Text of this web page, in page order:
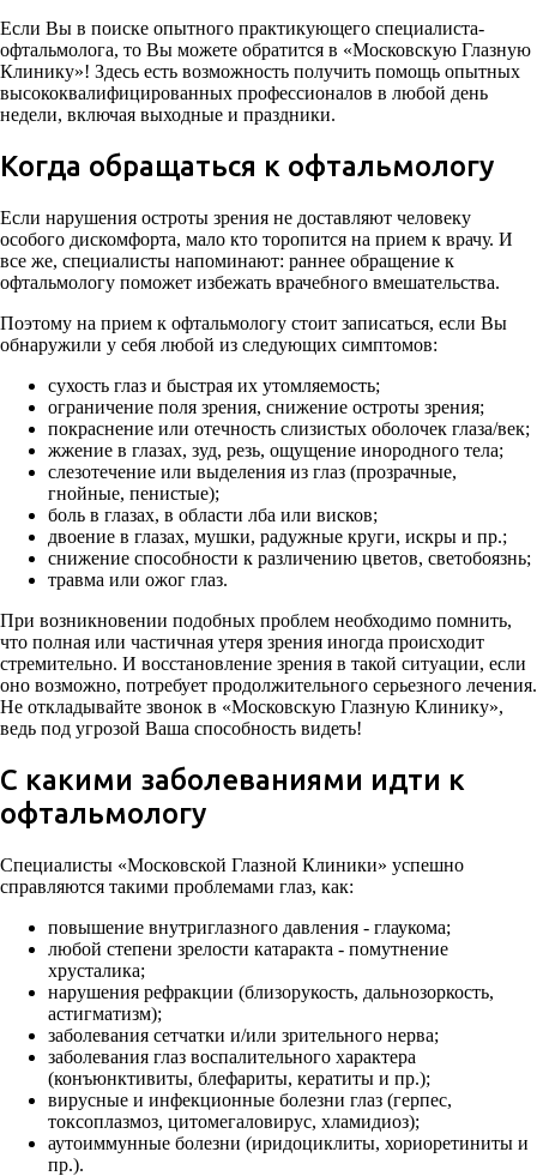
Если Вы в поиске опытного практикующего специалиста-
офтальмолога, то Вы можете обратится в «Московскую Глазную
Клинику»! Здесь есть возможность получить помощь опытных
высококвалифицированных профессионалов в любой день
недели, включая выходные и праздники.
Когда обращаться к офтальмологу
Если нарушения остроты зрения не доставляют человеку
особого дискомфорта, мало кто торопится на прием к врачу. И
все же, специалисты напоминают: раннее обращение к
офтальмологу поможет избежать врачебного вмешательства.
Поэтому на прием к офтальмологу стоит записаться, если Вы
обнаружили у себя любой из следующих симптомов:
сухость глаз и быстрая их утомляемость;
ограничение поля зрения, снижение остроты зрения;
покраснение или отечность слизистых оболочек глаза/век;
жжение в глазах, зуд, резь, ощущение инородного тела;
слезотечение или выделения из глаз (прозрачные,
гнойные, пенистые);
боль в глазах, в области лба или висков;
двоение в глазах, мушки, радужные круги, искры и пр.;
снижение способности к различению цветов, светобоязнь;
травма или ожог глаз.
При возникновении подобных проблем необходимо помнить,
что полная или частичная утеря зрения иногда происходит
стремительно. И восстановление зрения в такой ситуации, если
оно возможно, потребует продолжительного серьезного лечения.
Не откладывайте звонок в «Московскую Глазную Клинику»,
ведь под угрозой Ваша способность видеть!
С какими заболеваниями идти к
офтальмологу
Специалисты «Московской Глазной Клиники» успешно
справляются такими проблемами глаз, как:
повышение внутриглазного давления - глаукома;
любой степени зрелости катаракта - помутнение
хрусталика;
нарушения рефракции (близорукость, дальнозоркость,
астигматизм);
заболевания сетчатки и/или зрительного нерва;
заболевания глаз воспалительного характера
(конъюнктивиты, блефариты, кератиты и пр.);
вирусные и инфекционные болезни глаз (герпес,
токсоплазмоз, цитомегаловирус, хламидиоз);
аутоиммунные болезни (иридоциклиты, хориоретиниты и
пр.).